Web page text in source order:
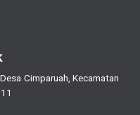
Cimparuah, Kecamatan